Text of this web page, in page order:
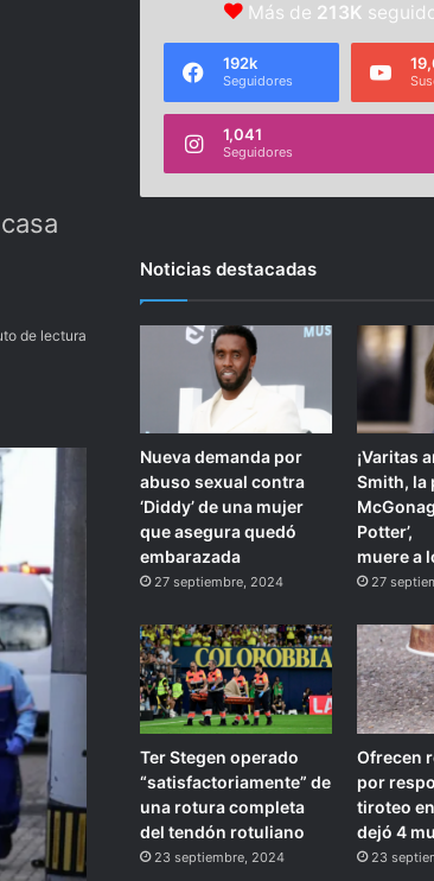
de lectura
Más de 213K
192k
Seguidores
1,041
Seguidores
Noticias destacadas
Nueva demanda por
abuso sexual contra
‘Diddy’ de una mujer
que asegura quedó
embarazada
27 septiembre, 2024
¡Varitas
Smith, la
Potter’,
muere a
27
Ter Stegen operado
“satisfactoriamente” de
una rotura completa
del tendón rotuliano
23 septiembre, 2024
Ofrecen
por
tiroteo
dejó 4
23